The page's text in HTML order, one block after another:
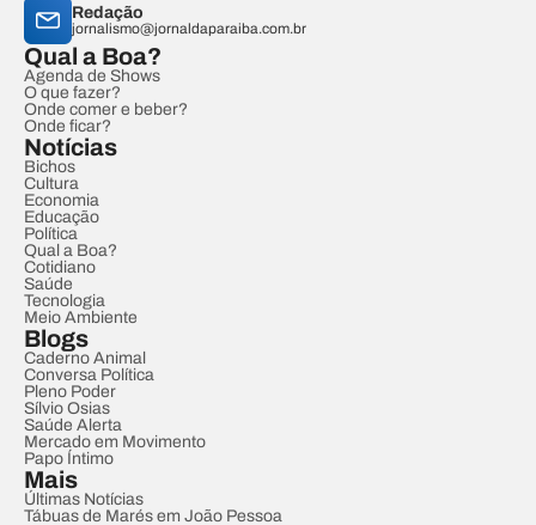
Redação
jornalismo@jornaldaparaiba.com.br
Qual a Boa?
Agenda de Shows
O que fazer?
Onde comer e beber?
Onde ficar?
Notícias
Bichos
Cultura
Economia
Educação
Política
Qual a Boa?
Cotidiano
Saúde
Tecnologia
Meio Ambiente
Blogs
Caderno Animal
Conversa Política
Pleno Poder
Sílvio Osias
Saúde Alerta
Mercado em Movimento
Papo Íntimo
Mais
Últimas Notícias
Tábuas de Marés em João Pessoa